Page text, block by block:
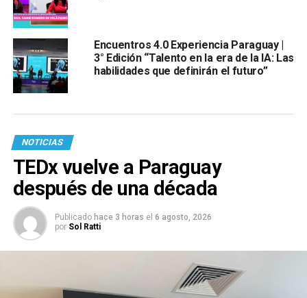
Encuentros 4.0 Experiencia Paraguay |
3° Edición “Talento en la era de la IA: Las
habilidades que definirán el futuro”
NOTICIAS
TEDx vuelve a Paraguay
después de una década
Publicado hace 3 horas el 6 agosto, 2026
por Sol Ratti